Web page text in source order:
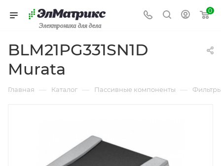
Электроника для дела
0
BLM21PG331SN1D
Murata
Главная — Каталог — Пассивные компоненты —